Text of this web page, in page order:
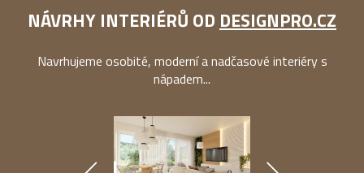
NÁVRHY INTERIÉRŮ OD DESIGNPRO.CZ
Navrhujeme osobité, moderní a nadčasové interiéry s
nápadem...